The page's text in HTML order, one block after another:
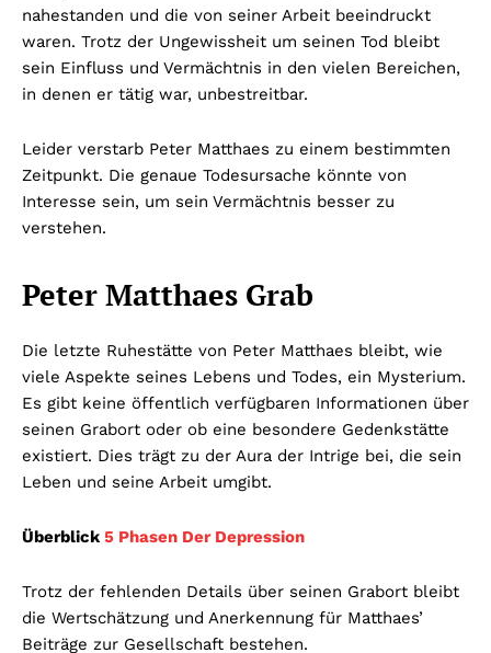
nahestanden und die von seiner Arbeit beeindruckt
waren. Trotz der Ungewissheit um seinen Tod bleibt
sein Einfluss und Vermächtnis in den vielen Bereichen,
in denen er tätig war, unbestreitbar.
Leider verstarb Peter Matthaes zu einem bestimmten
Zeitpunkt. Die genaue Todesursache könnte von
Interesse sein, um sein Vermächtnis besser zu
verstehen.
Peter Matthaes Grab
Die letzte Ruhestätte von Peter Matthaes bleibt, wie
viele Aspekte seines Lebens und Todes, ein Mysterium.
Es gibt keine öffentlich verfügbaren Informationen über
seinen Grabort oder ob eine besondere Gedenkstätte
existiert. Dies trägt zu der Aura der Intrige bei, die sein
Leben und seine Arbeit umgibt.
Überblick 5 Phasen Der Depression
Trotz der fehlenden Details über seinen Grabort bleibt
die Wertschätzung und Anerkennung für Matthaes’
Beiträge zur Gesellschaft bestehen.